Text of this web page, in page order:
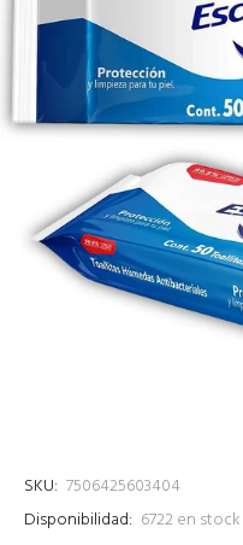
SKU: 7506425603404
Disponibilidad: 6722 en stock